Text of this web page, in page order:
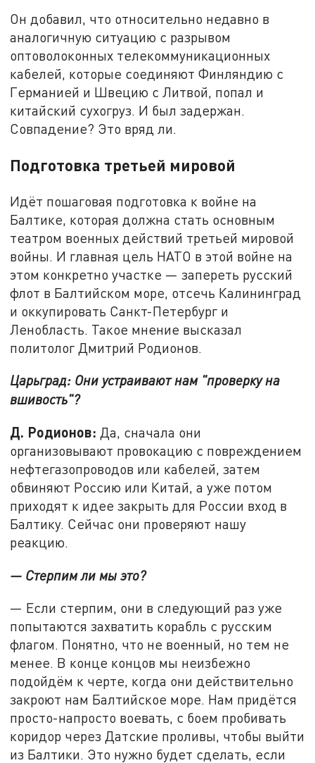
Он добавил, что относительно недавно в
аналогичную ситуацию с разрывом
оптоволоконных телекоммуникационных
кабелей, которые соединяют Финляндию с
Германией и Швецию с Литвой, попал и
китайский сухогруз. И был задержан.
Совпадение? Это вряд ли.
Подготовка третьей мировой
Идёт пошаговая подготовка к войне на
Балтике, которая должна стать основным
театром военных действий третьей мировой
войны. И главная цель НАТО в этой войне на
этом конкретно участке — запереть русский
флот в Балтийском море, отсечь Калининград
и оккупировать Санкт-Петербург и
Ленобласть. Такое мнение высказал
политолог Дмитрий Родионов.
Царьград: Они устраивают нам "проверку на
вшивость"?
Д. Родионов: Да, сначала они
организовывают провокацию с повреждением
нефтегазопроводов или кабелей, затем
обвиняют Россию или Китай, а уже потом
приходят к идее закрыть для России вход в
Балтику. Сейчас они проверяют нашу
реакцию.
— Стерпим ли мы это?
— Если стерпим, они в следующий раз уже
попытаются захватить корабль с русским
флагом. Понятно, что не военный, но тем не
менее. В конце концов мы неизбежно
подойдём к черте, когда они действительно
закроют нам Балтийское море. Нам придётся
просто-напросто воевать, с боем пробивать
коридор через Датские проливы, чтобы выйти
из Балтики. Это нужно будет сделать, если